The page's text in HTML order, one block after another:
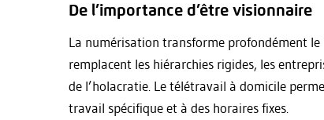
De l’importance d’être visionnaire
La numérisation transforme profondément
remplacent les hiérarchies rigides, les
de l’holacratie. Le télétravail à domicile
travail spécifique et à des horaires fixes.